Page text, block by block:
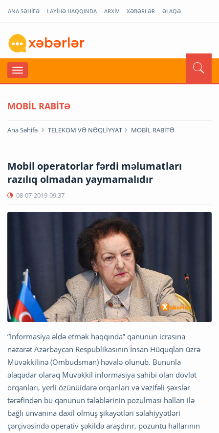
ANA SƏHİFƏ LAYİHƏ HAQQINDA ARXİV XƏBƏRLƏR ƏLAQƏ
MOBİL RABİTƏ
Ana Səhifə TELEKOM VƏ NƏQLİYYAT MOBİL RABİTƏ
Mobil operatorlar fərdi məlumatları
razılıq olmadan yaymamalıdır
08-07-2019 09:37
”İnformasiya əldə etmək haqqında” qanunun icrasına
nəzarət Azərbaycan Respublikasının İnsan Hüquqları üzrə
Müvəkkilinə (Ombudsman) həvalə olunub. Bununla
əlaqədar olaraq Müvəkkil informasiya sahibi olan dövlət
orqanları, yerli özünüidarə orqanları və vəzifəli şəxslər
tərəfindən bu qanunun tələblərinin pozulması halları ilə
bağlı ünvanına daxil olmuş şikayətləri səlahiyyətləri
çərçivəsində operativ şəkildə araşdırır, pozuntu hallarının